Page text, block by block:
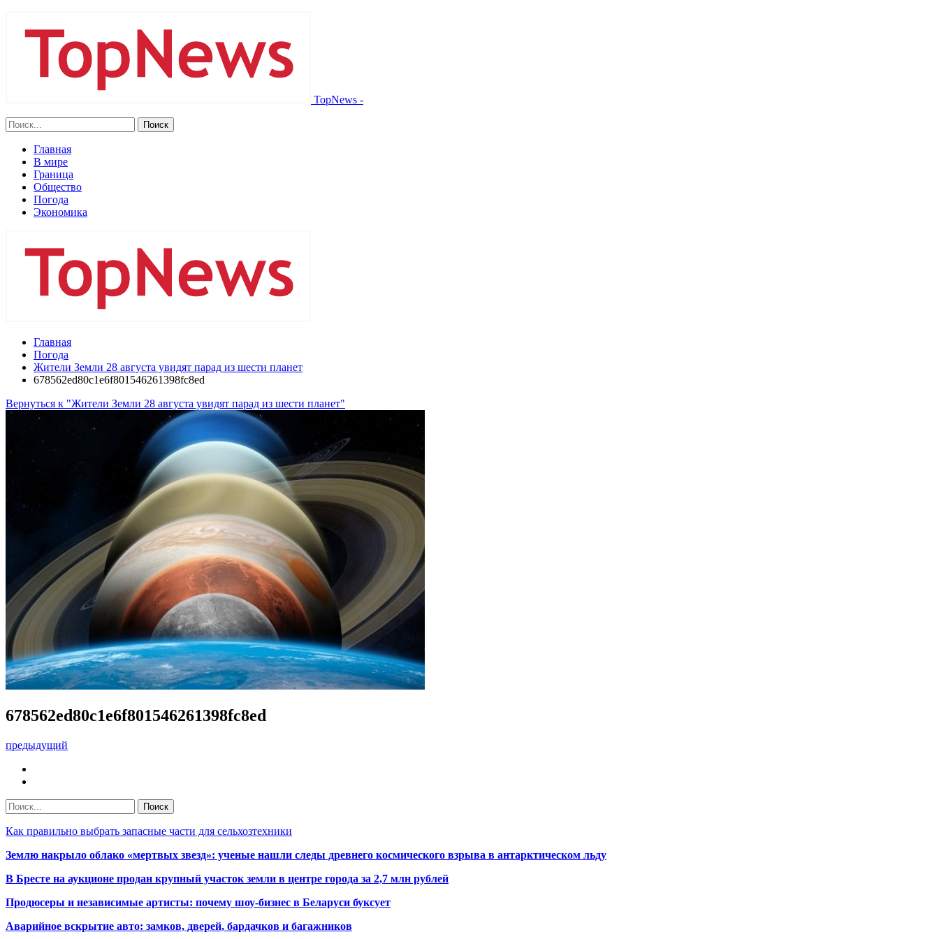
TopNews -
Главная
В мире
Граница
Общество
Погода
Экономика
Главная
Погода
Жители Земли 28 августа увидят парад из шести планет
678562ed80c1e6f801546261398fc8ed
Вернуться к "Жители Земли 28 августа увидят парад из шести планет"
678562ed80c1e6f801546261398fc8ed
предыдущий
Как правильно выбрать запасные части для сельхозтехники
Землю накрыло облако «мертвых звезд»: ученые нашли следы древнего космического взрыва в антарктическом льду
В Бресте на аукционе продан крупный участок земли в центре города за 2,7 млн рублей
Продюсеры и независимые артисты: почему шоу-бизнес в Беларуси буксует
Аварийное вскрытие авто: замков, дверей, бардачков и багажников